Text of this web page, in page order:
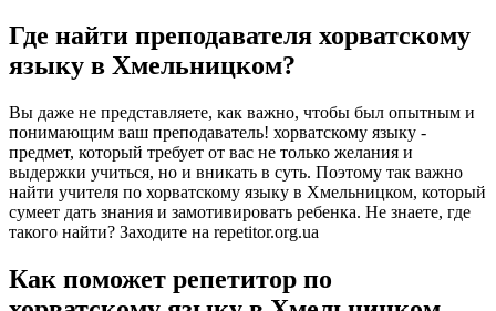
Где найти преподавателя хорватскому
языку в Хмельницком?
Вы даже не представляете, как важно, чтобы был опытным и
понимающим ваш преподаватель! хорватскому языку -
предмет, который требует от вас не только желания и
выдержки учиться, но и вникать в суть. Поэтому так важно
найти учителя по хорватскому языку в Хмельницком, который
сумеет дать знания и замотивировать ребенка. Не знаете, где
такого найти? Заходите на repetitor.org.ua
Как поможет репетитор по